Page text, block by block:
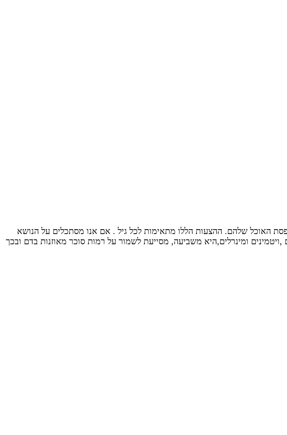
האוכל שלהם. ההצעות הללו מתאימות לכל גיל . אם אנו מסתכלים על הנושא
ומינרלים,היא משביעה, מסייעת לשמור על רמות סוכר מאוזנות בדם ובכך